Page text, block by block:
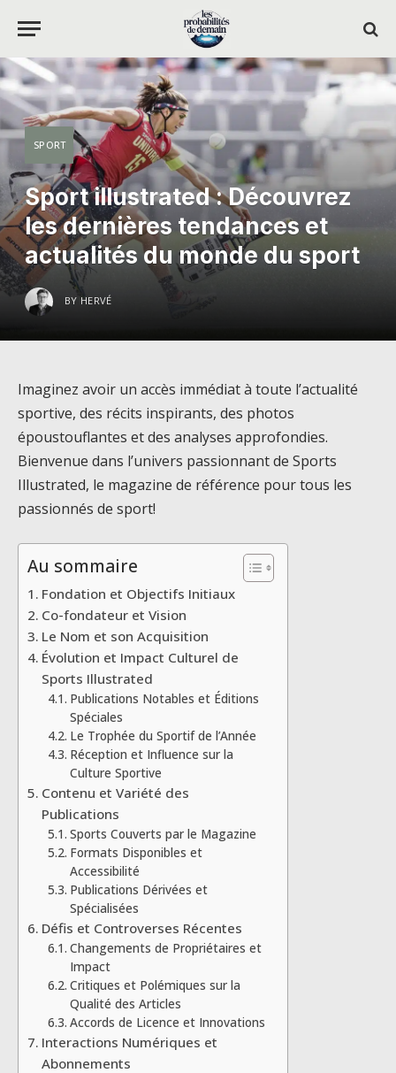
SPORT
Sport illustrated : Découvrez
les dernières tendances et
actualités du monde du sport
BY HERVÉ
Imaginez avoir un accès immédiat à toute l’actualité
sportive, des récits inspirants, des photos
époustouflantes et des analyses approfondies.
Bienvenue dans l’univers passionnant de Sports
Illustrated, le magazine de référence pour tous les
passionnés de sport!
Au sommaire
Fondation et Objectifs Initiaux
Co-fondateur et Vision
Le Nom et son Acquisition
Évolution et Impact Culturel de
Sports Illustrated
Publications Notables et Éditions
Spéciales
Le Trophée du Sportif de l’Année
Réception et Influence sur la
Culture Sportive
Contenu et Variété des
Publications
Sports Couverts par le Magazine
Formats Disponibles et
Accessibilité
Publications Dérivées et
Spécialisées
Défis et Controverses Récentes
Changements de Propriétaires et
Impact
Critiques et Polémiques sur la
Qualité des Articles
Accords de Licence et Innovations
Interactions Numériques et
Abonnements